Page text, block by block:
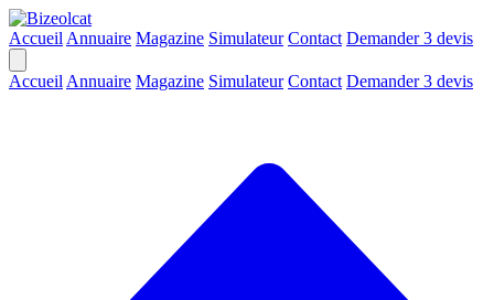
Accueil Annuaire Magazine Simulateur Contact Demander 3 devis
Accueil Annuaire Magazine Simulateur Contact Demander 3 devis